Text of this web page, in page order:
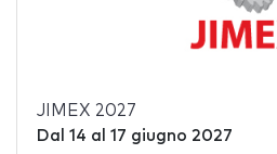
JIMEX 2027
Dal 14 al 17 giugno 2027